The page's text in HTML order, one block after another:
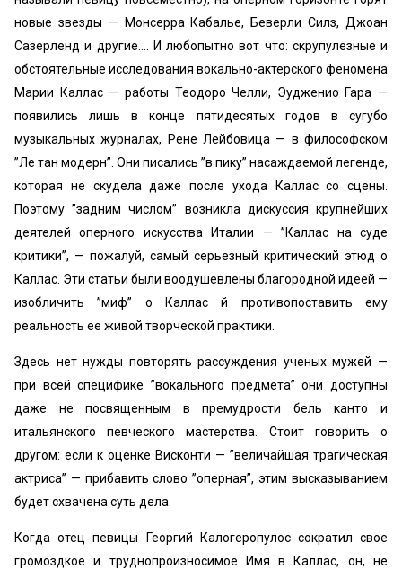
новые звезды — Монсерра Кабалье, Беверли Силз, Джоан
Сазерленд и другие.... И любопытно вот что: скрупулезные и
обстоятельные исследования вокально-актерского феномена
Марии Каллас — работы Теодоро Челли, Эудженио Гара —
появились лишь в конце пятидесятых годов в сугубо
музыкальных журналах, Рене Лейбовица — в философском
”Ле тан модерн”. Они писались ”в пику” насаждаемой легенде,
которая не скудела даже после ухода Каллас со сцены.
Поэтому ’’задним числом” возникла дискуссия крупнейших
деятелей оперного искусства Италии — ’’Каллас на суде
критики”, — пожалуй, самый серьезный критический этюд о
Каллас. Эти статьи были воодушевлены благородной идеей —
изобличить ’’миф” о Каллас й противопоставить ему
реальность ее живой творческой практики.
Здесь нет нужды повторять рассуждения ученых мужей —
при всей специфике ’’вокального предмета” они доступны
даже не посвященным в премудрости бель канто и
итальянского певческого мастерства. Стоит говорить о
другом: если к оценке Висконти — ’’величайшая трагическая
актриса” — прибавить слово ’’оперная”, этим высказыванием
будет схвачена суть дела.
Когда отец певицы Георгий Калогеропулос сократил свое
громоздкое и труднопроизносимое Имя в Каллас, он, не